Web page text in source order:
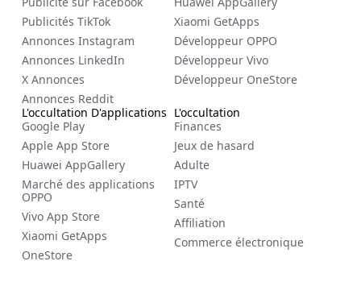
Publicités TikTok
Annonces Instagram
Annonces LinkedIn
X Annonces
Annonces Reddit
L'occultation
Finances
Jeux de hasard
Adulte
IPTV
Santé
Affiliation
Commerce électronique
Xiaomi GetApps
Développeur OPPO
Développeur Vivo
Développeur OneStore
L'occultation D'applications
Google Play
Apple App Store
Huawei AppGallery
Marché des applications
OPPO
Vivo App Store
Xiaomi GetApps
OneStore